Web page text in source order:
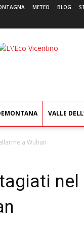
METEO BLOG
L'Eco
VALLE
a Wuhan
nel